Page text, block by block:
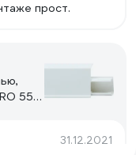
прост.
552
31.12.2021